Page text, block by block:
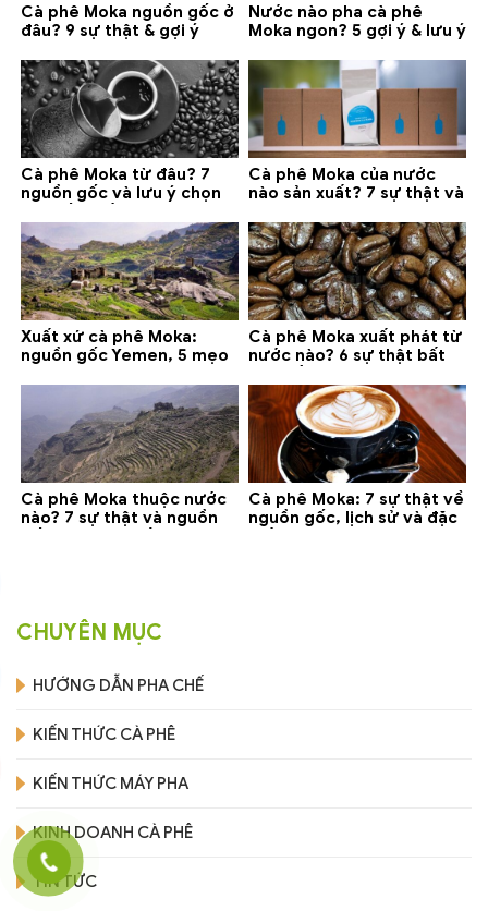
Cà phê Moka nguồn gốc ở
đâu? 9 sự thật & gợi ý
Nước nào pha cà phê
Moka ngon? 5 gợi ý & lưu ý
Cà phê Moka từ đâu? 7
nguồn gốc và lưu ý chọn
Cà phê Moka của nước
nào sản xuất? 7 sự thật và
Xuất xứ cà phê Moka:
nguồn gốc Yemen, 5 mẹo
Cà phê Moka xuất phát từ
nước nào? 6 sự thật bất
Cà phê Moka thuộc nước
nào? 7 sự thật và nguồn
Cà phê Moka: 7 sự thật về
nguồn gốc, lịch sử và đặc
CHUYÊN MỤC
HƯỚNG DẪN PHA CHẾ
KIẾN THỨC CÀ PHÊ
KIẾN THỨC MÁY PHA
KINH DOANH CÀ PHÊ
TIN TỨC